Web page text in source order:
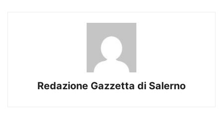
Redazione Gazzetta di Salerno